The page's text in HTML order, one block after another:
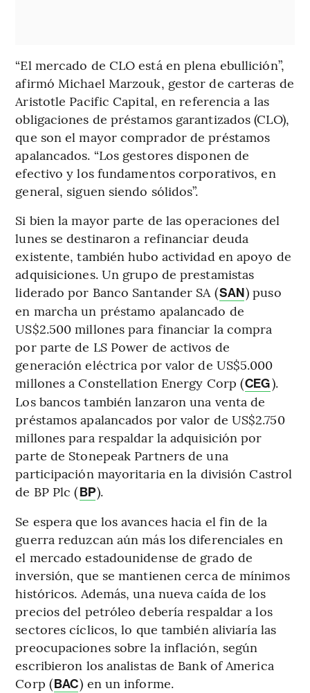
“El mercado de CLO está en plena ebullición”,
afirmó Michael Marzouk, gestor de carteras de
Aristotle Pacific Capital, en referencia a las
obligaciones de préstamos garantizados (CLO),
que son el mayor comprador de préstamos
apalancados. “Los gestores disponen de
efectivo y los fundamentos corporativos, en
general, siguen siendo sólidos”.
Si bien la mayor parte de las operaciones del
lunes se destinaron a refinanciar deuda
existente, también hubo actividad en apoyo de
adquisiciones. Un grupo de prestamistas
liderado por Banco Santander SA (SAN) puso
en marcha un préstamo apalancado de
US$2.500 millones para financiar la compra
por parte de LS Power de activos de
generación eléctrica por valor de US$5.000
millones a Constellation Energy Corp (CEG).
Los bancos también lanzaron una venta de
préstamos apalancados por valor de US$2.750
millones para respaldar la adquisición por
parte de Stonepeak Partners de una
participación mayoritaria en la división Castrol
de BP Plc (BP).
Se espera que los avances hacia el fin de la
guerra reduzcan aún más los diferenciales en
el mercado estadounidense de grado de
inversión, que se mantienen cerca de mínimos
históricos. Además, una nueva caída de los
precios del petróleo debería respaldar a los
sectores cíclicos, lo que también aliviaría las
preocupaciones sobre la inflación, según
escribieron los analistas de Bank of America
Corp (BAC) en un informe.